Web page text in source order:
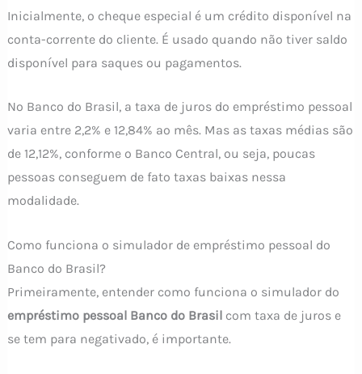
Inicialmente, o cheque especial é um crédito disponível na
conta-corrente do cliente. É usado quando não tiver saldo
disponível para saques ou pagamentos.
No Banco do Brasil, a taxa de juros do empréstimo pessoal
varia entre 2,2% e 12,84% ao mês. Mas as taxas médias são
de 12,12%, conforme o Banco Central, ou seja, poucas
pessoas conseguem de fato taxas baixas nessa
modalidade.
Como funciona o simulador de empréstimo pessoal do
Banco do Brasil?
Primeiramente, entender como funciona o simulador do
empréstimo pessoal Banco do Brasilcom taxa de juros e
se tem para negativado, é importante.